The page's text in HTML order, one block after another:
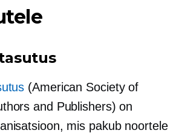
(American Society of
and Publishers) on
mis pakub noortele